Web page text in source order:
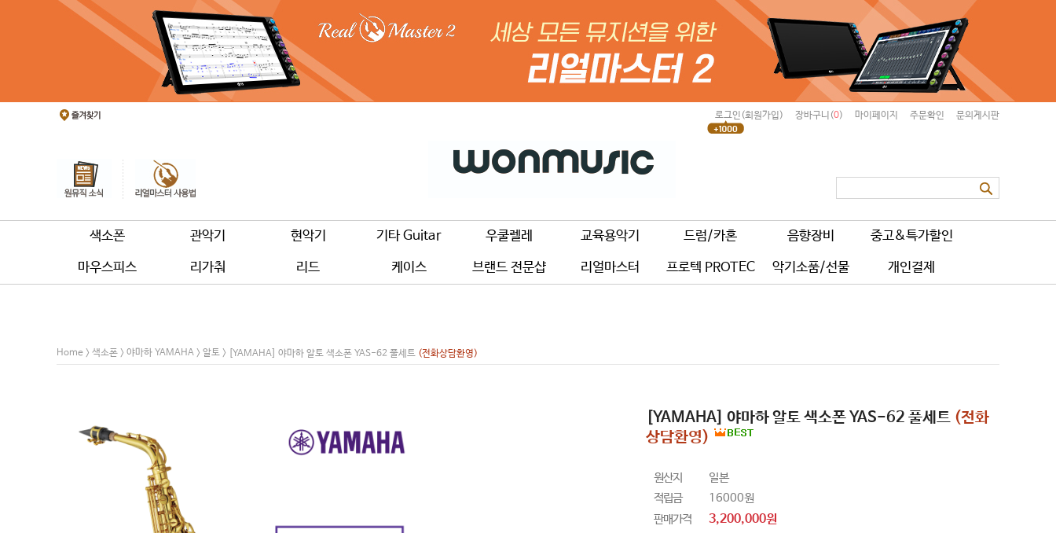
로그인(회원가입) 장바구니(0) 마이페이지 주문확인 문의게시판
색소폰 관악기 현악기 기타 Guitar 우쿨렐레 교육용악기 드럼/카혼 음향장비 중고&특가할인
마우스피스 리가춰 리드 케이스 브랜드 전문샵 리얼마스터 프로텍 PROTEC 악기소품/선물 개인결제
Home > 색소폰 > 야마하 YAMAHA > 알토 > [YAMAHA] 야마하 알토 색소폰 YAS-62 풀세트 (전화상담환영)
[YAMAHA] 야마하 알토 색소폰 YAS-62 풀세트 (전화
상담환영)
원산지
일본
적립금
16000원
판매가격
3,200,000원